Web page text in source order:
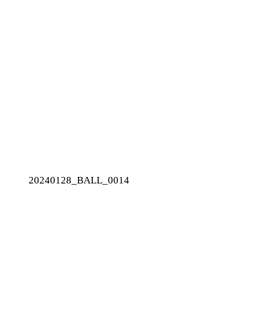
20240128_BALL_0014